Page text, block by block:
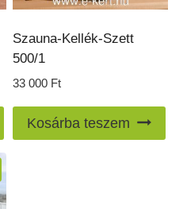
Szauna-Kellék-Szett
500/1
33 000 Ft
Kosárba teszem